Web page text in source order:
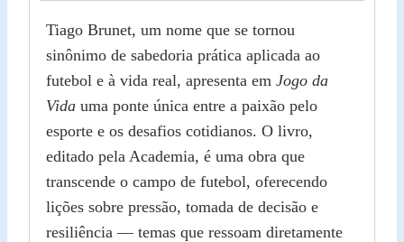
Tiago Brunet, um nome que se tornou
sinônimo de sabedoria prática aplicada ao
futebol e à vida real, apresenta em Jogo da
Vida uma ponte única entre a paixão pelo
esporte e os desafios cotidianos. O livro,
editado pela Academia, é uma obra que
transcende o campo de futebol, oferecendo
lições sobre pressão, tomada de decisão e
resiliência — temas que ressoam diretamente